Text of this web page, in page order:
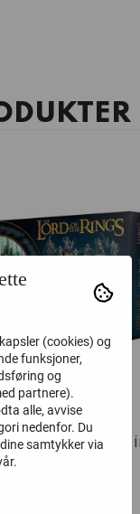
Warriors of
(cookies) og
funksjoner,
og
partnere).
alle, avvise
nedenfor. Du
samtykker via